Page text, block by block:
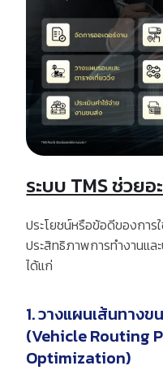
ระบบ TMS ช่วย
ประโยชน์หรือข้อดีของการ
ประสิทธิภาพการทำงานแ
ได้แก่
1. วางแผนเส้นทาง
(Vehicle Routing
Optimization)